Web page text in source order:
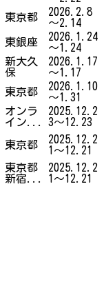
東京都
2026.2.8
～2.14
東銀座
2026.1.24
～1.24
新大久
保
2026.1.17
～1.17
東京都
2026.1.10
～1.31
オンラ
イン...
2025.12.2
3～12.23
東京都
2025.12.2
1～12.21
東京都
新宿...
2025.12.2
1～12.21